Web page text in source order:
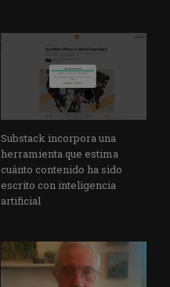
Substack incorpora una
herramienta que estima
cuánto contenido ha sido
escrito con inteligencia
artificial